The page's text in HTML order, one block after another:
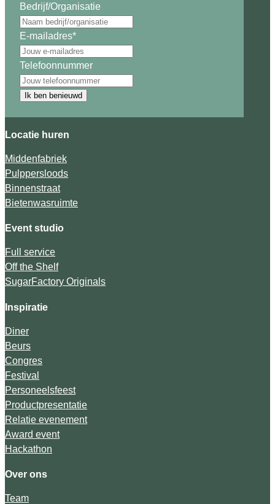
Bedrijf/Organisatie
E-mailadres*
Telefoonnummer
Ik ben benieuwd
Locatie huren
Middenfabriek
Pulppersloods
Binnenstraat
Bietenwasruimte
Event studio
Full service
Off the Shelf
SugarFactory Originals
Inspiratie
Diner
Beurs
Congres
Festival
Personeelsfeest
Productpresentatie
Relatie evenement
Award event
Hackathon
Over ons
Team